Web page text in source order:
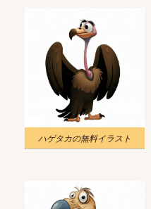
ハゲタカの無料イラスト